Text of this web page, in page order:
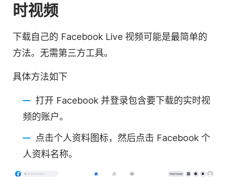
时视频
下载自己的 Facebook Live 视频可能是最简单的
方法。无需第三方工具。
具体方法如下
打开 Facebook 并登录包含要下载的实时视
频的账户。
点击个人资料图标，然后点击 Facebook 个
人资料名称。